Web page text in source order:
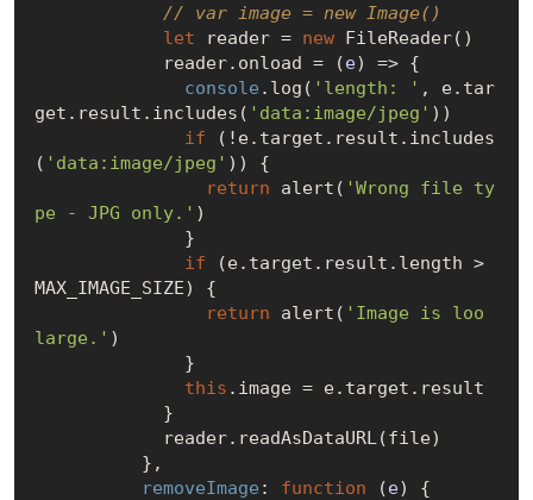
// var image = new Image()
let reader = new FileReader()
            reader.onload =
(e) => {
console .log( 'length: ' , e.tar
get.result.includes( 'data:image/jpeg' ))
if (!e.target.result.includes
( 'data:image/jpeg' )) {
return alert( 'Wrong file ty
pe - JPG only.' )
if (e.target.result.length >
MAX_IMAGE_SIZE) {
return alert( 'Image is loo
large.' )
this .image = e.target.result
removeImage : function (e) {